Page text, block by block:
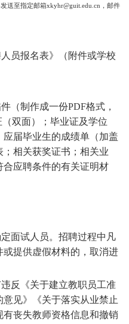
送至指定邮箱xkyhr@guit.edu.cn，邮件
员报名表》（附件或学校
（制作成一份PDF格式，
双面）；毕业证及学位
届毕业生的成绩单（加盖
相关获奖证书；相关业
应聘条件的有关证明材
面试人员。招聘过程中凡
提供虚假材料的，取消进
反《关于建立教职员工准
见》《关于落实从业禁止
丧失教师资格信息和撤销